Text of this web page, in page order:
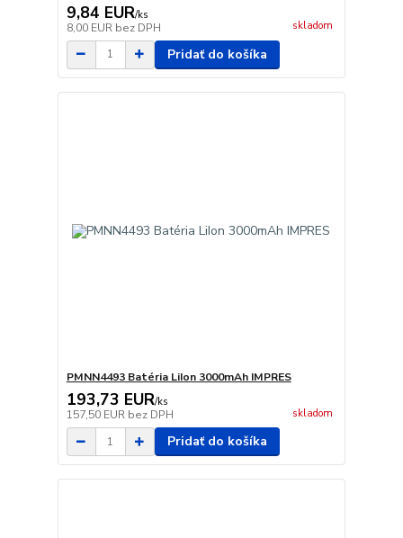
9,84 EUR/ks
8,00 EUR bez DPH skladom
Pridať do košíka
PMNN4493 Batéria LiIon 3000mAh IMPRES
193,73 EUR/ks
157,50 EUR bez DPH skladom
Pridať do košíka